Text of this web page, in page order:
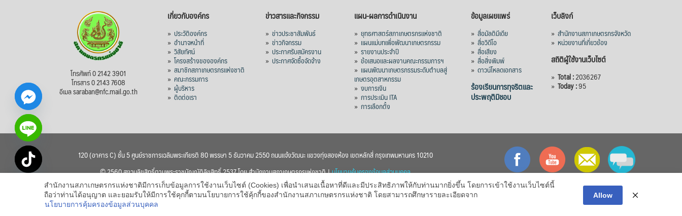
โทรศัพท์ 0 2142 3901
โทรสาร 0 2143 7608
อีเมล saraban@nfc.mail.go.th
เกี่ยวกับองค์กร
»ประวัติองค์กร
»อำนาจหน้าที่
»วิสัยทัศน์
»โครงสร้างขององค์กร
»สมาชิกสภาเกษตรกรแห่งชาติ
»คณะกรรมการ
» ผู้บริหาร
»ติดต่อเรา
ข่าวสารและกิจกรรม
»ข่าวประชาสัมพันธ์
»ข่าวกิจกรรม
»ประกาศรับสมัครงาน
»ประกาศจัดซื้อจัดจ้าง
แผน-ผลการดำเนินงาน
» ยุทธศาสตร์สภาเกษตรกรแห่งชาติ
» แผนแม่บทเพื่อพัฒนาเกษตรกรรม
» รายงานประจำปี
» ข้อเสนอและผลงานคณะกรรมการฯ
» แผนพัฒนาเกษตรกรรมระดับตำบลสู่
เกษตรอุตสาหกรรม
» งบการเงิน
» การประเมิน ITA
» การเลือกตั้ง
ข้อมูลเผยแพร่
» สื่อมัลติมีเดีย
» สื่อวิดีโอ
» สื่อเสียง
» สื่อสิ่งพิมพ์
» ดาวน์โหลดเอกสาร
ร้องเรียนการทุจริตและ
ประพฤติมิชอบ
เว็บลิงก์
» สำนักงานสภาเกษตรกรจังหวัด
» หน่วยงานที่เกี่ยวข้อง
สถิติผู้ใช้งานเว็บไซต์
» Total :2036267
» Today :95
120 (อาคาร C) ชั้น 5 ศูนย์ราชการเฉลิมพระเกียรติ 80 พรรษา 5 ธันวาคม 2550 ถนนแจ้งวัฒนะ แขวงทุ่งสองห้อง เขตหลักสี่ กรุงเทพมหานคร 10210
© 2560 สงวนลิขสิทธิ์ตามพระราชบัญญัติลิขสิทธิ์ 2537 โดย สำนักงานสภาเกษตรกรแห่งชาติ |นโยบายคุ้มครองข้อมูลส่วนบุคคล
สำนักงานสภาเกษตรกรแห่งชาติมีการเก็บข้อมูลการใช้งานเว็บไซต์ (Cookies) เพื่อนำเสนอเนื้อหาที่ดีและมีประสิทธิภาพให้กับท่านมากยิ่งขึ้น โดยการเข้าใช้งานเว็บไซต์นี้
ถือว่าท่านได้อนุญาต และยอมรับให้มีการใช้คุกกี้ตามนโยบายการใช้คุ้กกี้ของสำนักงานสภาเกษตรกรแห่งชาติ โดยสามารถศึกษารายละเอียดจาก
นโยบายการคุ้มครองข้อมูลส่วนบุคคล
Allow
Hide
chaty